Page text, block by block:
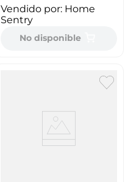
Vendido por: Home
Sentry
No disponible